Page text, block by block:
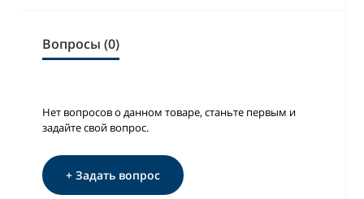
Вопросы (0)
Нет вопросов о данном товаре, станьте первым и
задайте свой вопрос.
+ Задать вопрос